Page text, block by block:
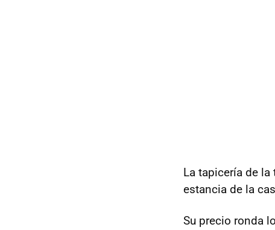
La tapicería de
estancia de la
Su precio ronda